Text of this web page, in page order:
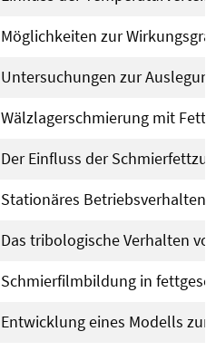
Möglichkeiten zur
Untersuchungen zur
Wälzlagerschmierung mit Fett
Der Einfluss der
Stationäres
Das tribologische Verhalten
Schmierfilmbildung in
Entwicklung eines Modells zur